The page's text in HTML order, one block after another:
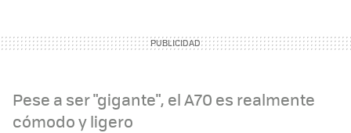
Pese a ser "gigante", el A70 es realmente
cómodo y ligero